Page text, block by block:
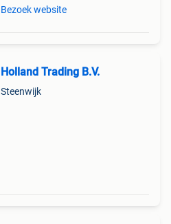
Bezoek website
Holland Trading B.V.
Steenwijk